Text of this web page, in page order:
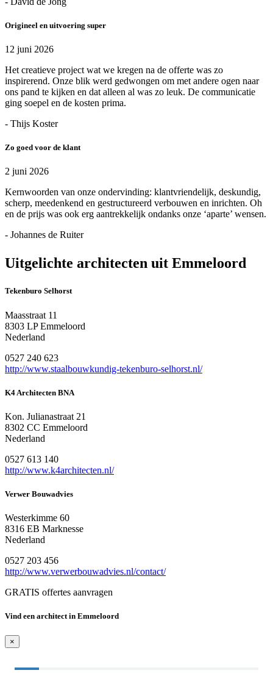
Origineel en uitvoering super
12 juni 2026
Het creatieve project wat we kregen na de offerte was zo
inspirerend. Onze blik werd gedwongen om met andere ogen naar
ons pand te kijken en dat alleen al was zo leuk. De communicatie
ging soepel en de kosten prima.
- Thijs Koster
Zo goed voor de klant
2 juni 2026
Kernwoorden van onze ondervinding: klantvriendelijk, deskundig,
scherp, meedenkend en gestructureerd verbouwen en inrichten. Oh
en de prijs was ook erg aantrekkelijk ondanks onze ‘aparte’ wensen.
- Johannes de Ruiter
Uitgelichte architecten uit Emmeloord
Tekenburo Selhorst
Maasstraat 11
8303 LP Emmeloord
Nederland
0527 240 623
http://www.staalbouwkundig-tekenburo-selhorst.nl/
K4 Architecten BNA
Kon. Julianastraat 21
8302 CC Emmeloord
Nederland
0527 613 140
http://www.k4architecten.nl/
Verwer Bouwadvies
Westerkimme 60
8316 EB Marknesse
Nederland
0527 203 456
http://www.verwerbouwadvies.nl/contact/
GRATIS offertes aanvragen
Vind een architect in Emmeloord
×